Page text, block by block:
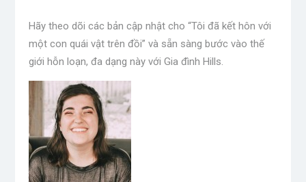
Hãy theo dõi các bản cập nhật cho “Tôi đã kết hôn với
một con quái vật trên đồi” và sẵn sàng bước vào thế
giới hỗn loạn, đa dạng này với Gia đình Hills.